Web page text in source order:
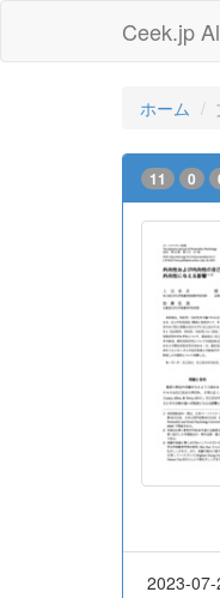
Ceek.jp
ホーム
11 0
2023-